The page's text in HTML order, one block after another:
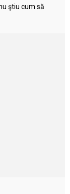
ştiu cum să